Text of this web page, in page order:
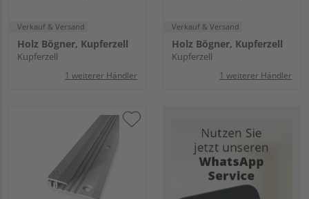
Verkauf & Versand
Holz Bögner, Kupferzell
Kupferzell
1 weiterer Händler
Verkauf & Versand
Holz Bögner, Kupferzell
Kupferzell
1 weiterer Händler